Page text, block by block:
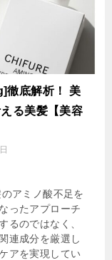
徹底解析！ 美
る美髪【美容
アミノ酸不足を
ったアプローチ
るのではなく、
連成分を厳選し
アを実現してい